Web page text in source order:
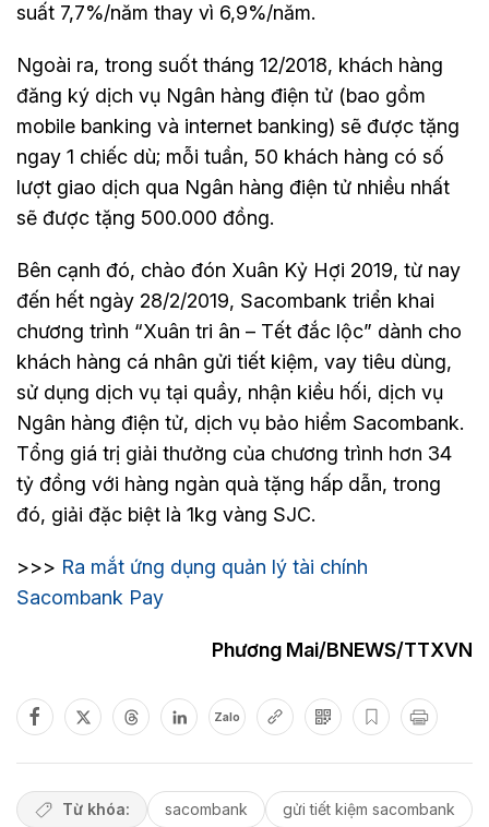
suất 7,7%/năm thay vì 6,9%/năm.
Ngoài ra, trong suốt tháng 12/2018, khách hàng
đăng ký dịch vụ Ngân hàng điện tử (bao gồm
mobile banking và internet banking) sẽ được tặng
ngay 1 chiếc dù; mỗi tuần, 50 khách hàng có số
lượt giao dịch qua Ngân hàng điện tử nhiều nhất
sẽ được tặng 500.000 đồng.
Bên cạnh đó, chào đón Xuân Kỷ Hợi 2019, từ nay
đến hết ngày 28/2/2019, Sacombank triển khai
chương trình “Xuân tri ân – Tết đắc lộc” dành cho
khách hàng cá nhân gửi tiết kiệm, vay tiêu dùng,
sử dụng dịch vụ tại quầy, nhận kiều hối, dịch vụ
Ngân hàng điện tử, dịch vụ bảo hiểm Sacombank.
Tổng giá trị giải thưởng của chương trình hơn 34
tỷ đồng với hàng ngàn quà tặng hấp dẫn, trong
đó, giải đặc biệt là 1kg vàng SJC.
>>> Ra mắt ứng dụng quản lý tài chính
Sacombank Pay
Phương Mai/BNEWS/TTXVN
Zalo
Từ khóa: sacombank
gửi tiết kiệm sacombank